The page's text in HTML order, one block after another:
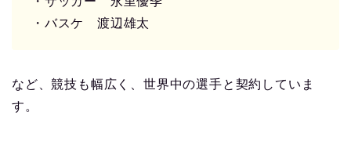
・バスケ 渡辺雄太
など、競技も幅広く、世界中の選手と契約していま
す。